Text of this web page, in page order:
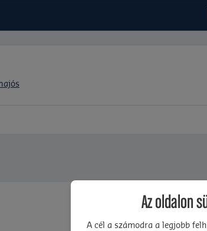
Az oldalon
A cél a számodra a legjobb